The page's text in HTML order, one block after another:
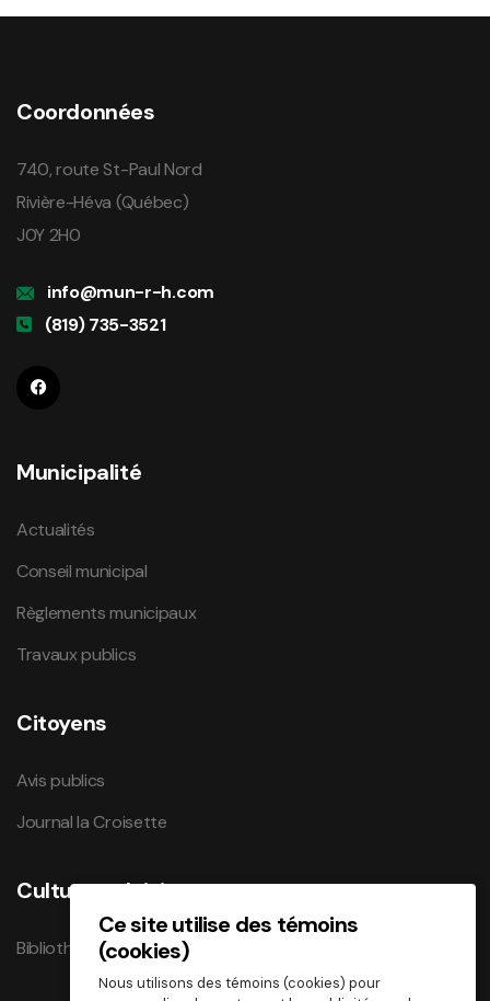
Ce site utilise des témoins
(cookies)
Nous utilisons des témoins (cookies) pour
Coordonnées
740, route St-Paul Nord
Rivière-Héva (Québec)
J0Y 2H0
info@mun-r-h.com
(819) 735-3521
Municipalité
Actualités
Conseil municipal
Règlements municipaux
Travaux publics
Citoyens
Avis publics
Journal la Croisette
Culture et loisirs
Bibliothèque